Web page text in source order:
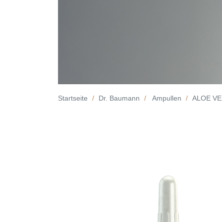
Startseite Dr. Baumann Ampullen ALOE